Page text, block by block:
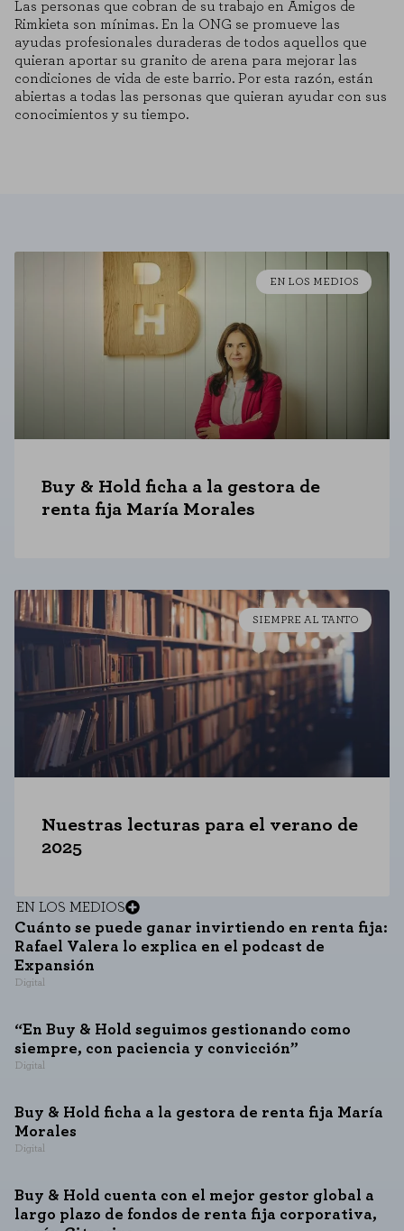
Las personas que cobran de su trabajo en Amigos de
Rimkieta son mínimas. En la ONG se promueve las
ayudas profesionales duraderas de todos aquellos que
quieran aportar su granito de arena para mejorar las
condiciones de vida de este barrio. Por esta razón, están
abiertas a todas las personas que quieran ayudar con sus
conocimientos y su tiempo.
EN LOS MEDIOS
Buy & Hold ficha a la gestora de
renta fija María Morales
SIEMPRE AL TANTO
Nuestras lecturas para el verano de
2025
EN LOS MEDIOS
Cuánto se puede ganar invirtiendo en renta fija:
Rafael Valera lo explica en el podcast de
Expansión
Digital
“En Buy & Hold seguimos gestionando como
siempre, con paciencia y convicción”
Digital
Buy & Hold ficha a la gestora de renta fija María
Morales
Digital
Buy & Hold cuenta con el mejor gestor global a
largo plazo de fondos de renta fija corporativa,
Necessary Cookies
These cookies are necessary for the website to function and cannot be
disabled on our systems. You can set your browser to block or alert you
to these cookies, but some areas of the site will not function. These
cookies do not store any personally identifiable information.
SAVE CONFIGURATION
You can reconfigure your cookies from the "Cookie Settings" section at the
cookie policy